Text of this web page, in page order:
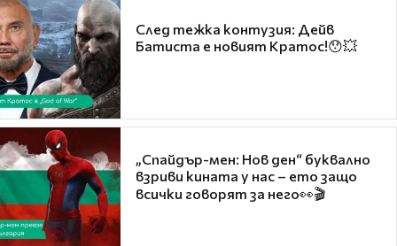
След тежка контузия: Дейв
Батиста е новият Кратос!😯💥
„Спайдър-мен: Нов ден“ буквално
взриви кината у нас – ето защо
всички говорят за него👀🎬